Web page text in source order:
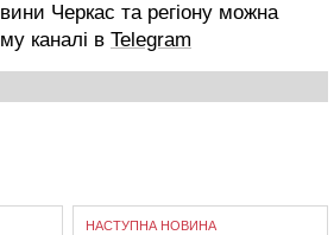
Черкас та регіону можна
каналі в Telegram
НАСТУПНА НОВИНА